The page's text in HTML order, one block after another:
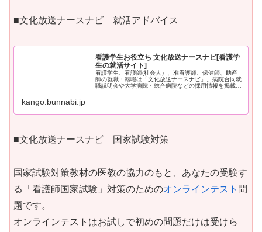
■文化放送ナースナビ 就活アドバイス
看護学生お役立ち 文化放送ナースナビ[看護学
生の就活サイト]
看護学生、看護師(社会人）、准看護師、保健師、助産
師の就職・転職は「文化放送ナースナビ」。病院合同就
職説明会や大学病院・総合病院などの採用情報を掲載。
kango.bunnabi.jp
■文化放送ナースナビ 国家試験対策
国家試験対策教材の医教の協力のもと、あなたの受験す
る「看護師国家試験」対策のためのオンラインテスト 問
題です。
オンラインテストはお試しで初めの問題だけは受けら